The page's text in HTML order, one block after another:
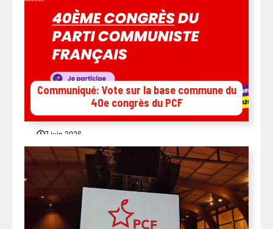
Communiqué: Vote sur la base commune du
40e congrès du PCF
7 juin 2026